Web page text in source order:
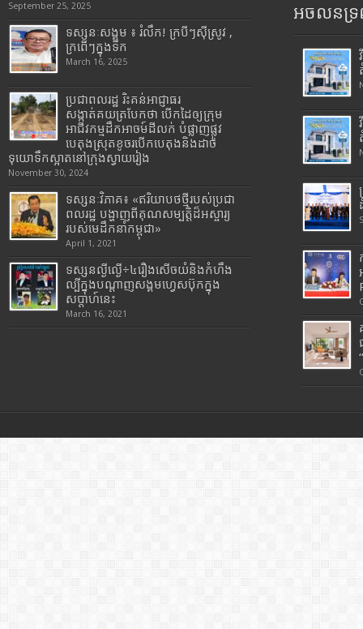
September 25, 2025
ទស្សនៈសង្គម ៖ រំលឹក! ក្របីៗស៊ីស្រូវ ,
ក្រពើៗក្នុងទឹក
March 16, 2025
ប្រជាពលរដ្ឋ រិះគន់អាជ្ញាធរ
សង្កាត់គយត្របែកថា បើកដៃឲ្យក្រុម
អាជីវកម្មដឹកអាចម៍ដីលក់ បំផ្លាញផ្លូវ
បេតុងស្រុតខូចរបើកបេតុងនិងដាច់
ទុយោទឹកស្អាតនៅក្រុងស្វាយរៀង
November 30, 2024
ទស្សនៈវិភាគ៖ «ឥរិយាបថថ្មីរបស់ប្រជា
ពលរដ្ឋ បង្ហាញពីគុណសម្បត្តិដ៏អស្ចារ្យ
របស់មេដឹកនាំកម្ពុជា»
April 1, 2021
ទស្សនល្ងីល្ងើ÷៤រឿងសើចយំនិងកំហឹង
ល្បីក្នុងបណ្តាញសង្គមហ្វេសប៊ុកក្នុង
សប្តាហ៍នេះ
March 16, 2021
អចលនទ្រ